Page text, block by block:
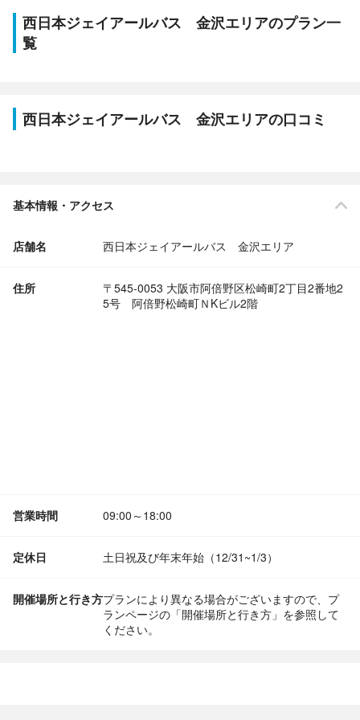
西日本ジェイアールバス 金沢エリアのプラン一
覧
西日本ジェイアールバス 金沢エリアの口コミ
基本情報・アクセス
店舗名 西日本ジェイアールバス 金沢エリア
住所
〒545-0053 大阪市阿倍野区松崎町2丁目2番地2
5号 阿倍野松崎町ＮKビル2階
営業時間 09:00～18:00
定休日 土日祝及び年末年始（12/31~1/3）
開催場所と行き方プランにより異なる場合がございますので、プ
ランページの「開催場所と行き方」を参照して
ください。